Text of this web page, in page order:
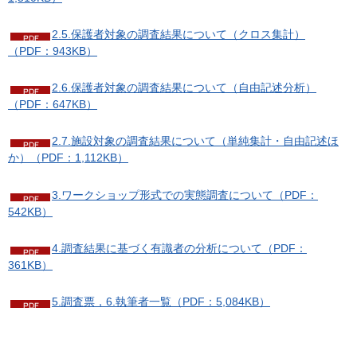
2.5.保護者対象の調査結果について（クロス集計）
（PDF：943KB）
2.6.保護者対象の調査結果について（自由記述分析）
（PDF：647KB）
2.7.施設対象の調査結果について（単純集計・自由記述ほ
か）（PDF：1,112KB）
3.ワークショップ形式での実態調査について（PDF：
542KB）
4.調査結果に基づく有識者の分析について（PDF：
361KB）
5.調査票，6.執筆者一覧（PDF：5,084KB）